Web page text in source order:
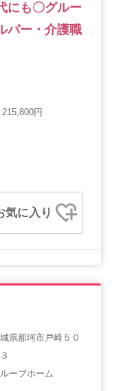
にも〇グルー
パー・介護職
円
気に入り
城県那珂市戸崎５０
ループホーム